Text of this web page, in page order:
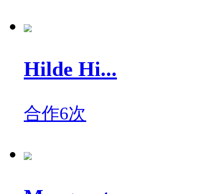
Hilde Hi...
合作6次